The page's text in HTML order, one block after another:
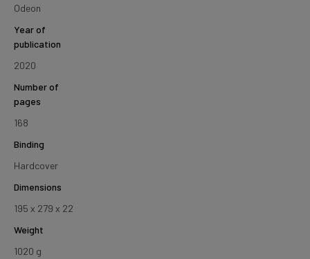
Odeon
Year of
publication
2020
Number of
pages
168
Binding
Hardcover
Dimensions
195 x 279 x 22
Weight
1020 g